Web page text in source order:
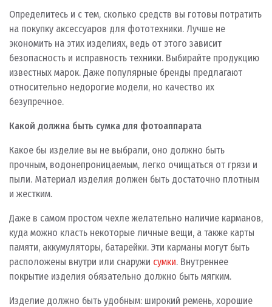
Определитесь и с тем, сколько средств вы готовы потратить
на покупку аксессуаров для фототехники. Лучше не
экономить на этих изделиях, ведь от этого зависит
безопасность и исправность техники. Выбирайте продукцию
известных марок. Даже популярные бренды предлагают
относительно недорогие модели, но качество их
безупречное.
Какой должна быть сумка для фотоаппарата
Какое бы изделие вы не выбрали, оно должно быть
прочным, водонепроницаемым, легко очищаться от грязи и
пыли. Материал изделия должен быть достаточно плотным
и жестким.
Даже в самом простом чехле желательно наличие карманов,
куда можно класть некоторые личные вещи, а также карты
памяти, аккумуляторы, батарейки. Эти карманы могут быть
расположены внутри или снаружи сумки. Внутреннее
покрытие изделия обязательно должно быть мягким.
Изделие должно быть удобным: широкий ремень, хорошие